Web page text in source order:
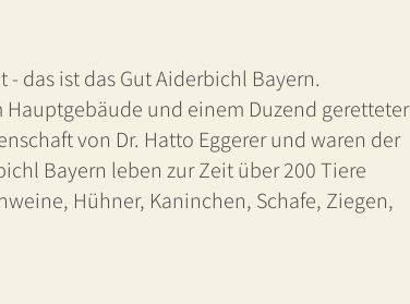
das ist das Gut Aiderbichl Bayern.
und einem Duzend geretteter
von Dr. Hatto Eggerer und waren der
Bayern leben zur Zeit über 200 Tiere
Hühner, Kaninchen, Schafe, Ziegen,